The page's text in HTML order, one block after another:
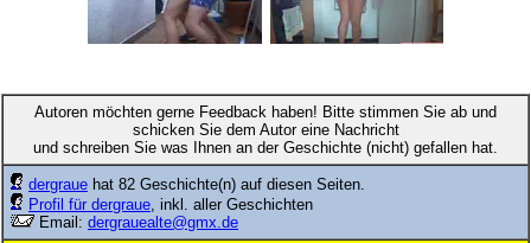
Autoren möchten gerne Feedback haben! Bitte stimmen Sie ab und
schicken Sie dem Autor eine Nachricht
und schreiben Sie was Ihnen an der Geschichte (nicht) gefallen hat.
dergraue hat 82 Geschichte(n) auf diesen Seiten.
Profil für dergraue , inkl. aller Geschichten
Email: dergrauealte@gmx.de